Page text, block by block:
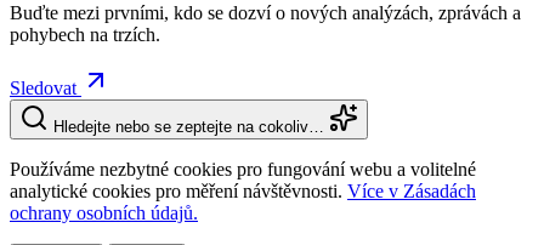
Buďte mezi prvními, kdo se dozví o nových analýzách, zprávách a
pohybech na trzích.
Sledovat
Hledejte nebo se zeptejte na cokoliv…
Používáme nezbytné cookies pro fungování webu a volitelné
analytické cookies pro měření návštěvnosti. Více v Zásadách
ochrany osobních údajů.